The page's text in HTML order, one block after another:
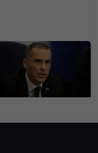
Hlasy voličov nemali
rovnakú váhu: Žilinka
podal 8 protestov proti
volebným obvodom,
týkajú sa miest aj krajov